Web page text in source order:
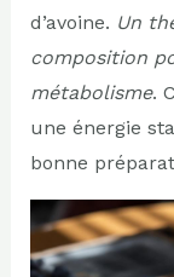
d’avoine. Un
composition
métabolisme.
une énergie
bonne